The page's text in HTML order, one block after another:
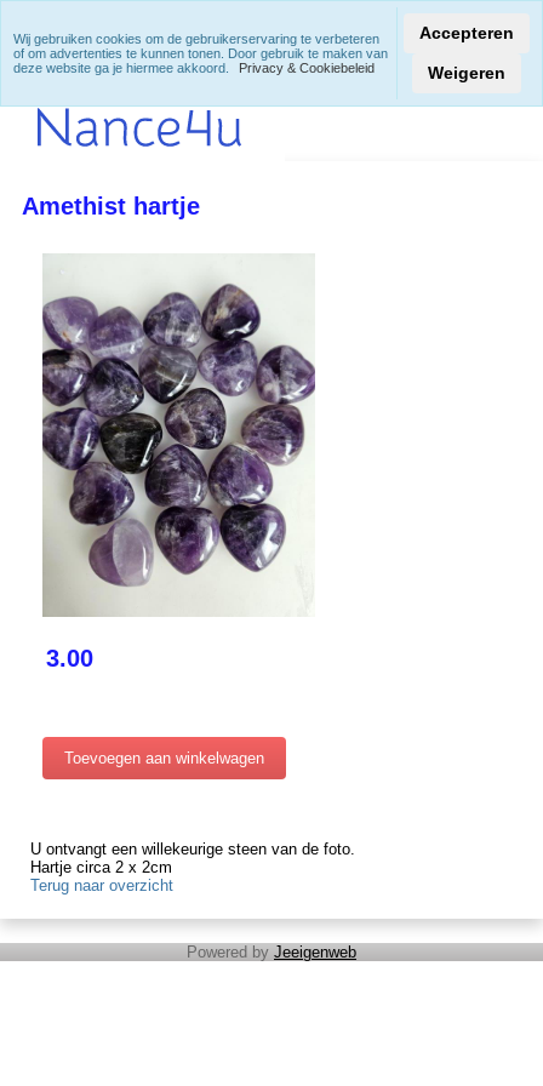
Amethist hartje
3.00
U ontvangt een willekeurige steen van de foto.
Hartje circa 2 x 2cm
Terug naar overzicht
Powered by Jeeigenweb
Wij gebruiken cookies om de gebruikerservaring te verbeteren
of om advertenties te kunnen tonen. Door gebruik te maken van
deze website ga je hiermee akkoord.
Privacy & Cookiebeleid
Accepteren
Weigeren